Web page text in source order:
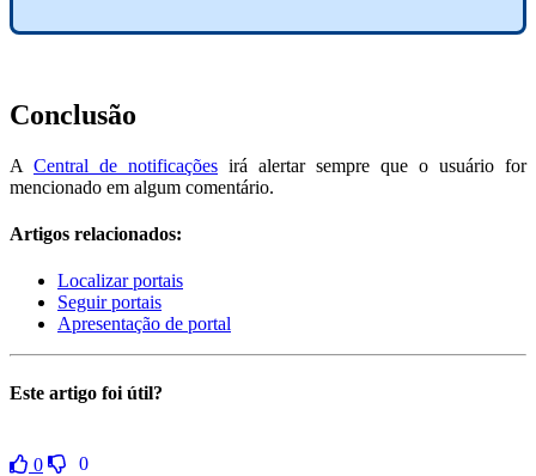
Conclusão
A Central de notificações irá alertar sempre que o usuário for
mencionado em algum comentário.
Artigos relacionados:
Localizar portais
Seguir portais
Apresentação de portal
Este artigo foi útil?
0 0